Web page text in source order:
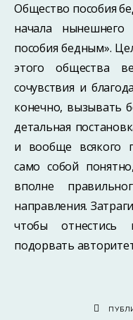
Общество пособия
начала нынешнего
пособия бедным».
этого общества
сочувствия и
конечно, вызывать
детальная
и вообще всякого
само собой
вполне
направления.
чтобы
подорвать